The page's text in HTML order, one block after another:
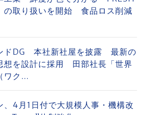
の取り扱いを開始 食品ロス削減
ドDG 本社新社屋を披露 最新の
想を設計に採用 田部社長「世界
ワク...
、4月1日付で大規模人事・機構改